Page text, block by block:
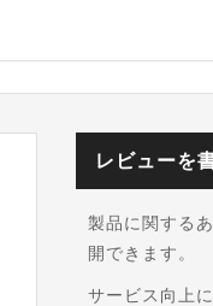
レビューを
製品に関する
開できます。
サービス向上